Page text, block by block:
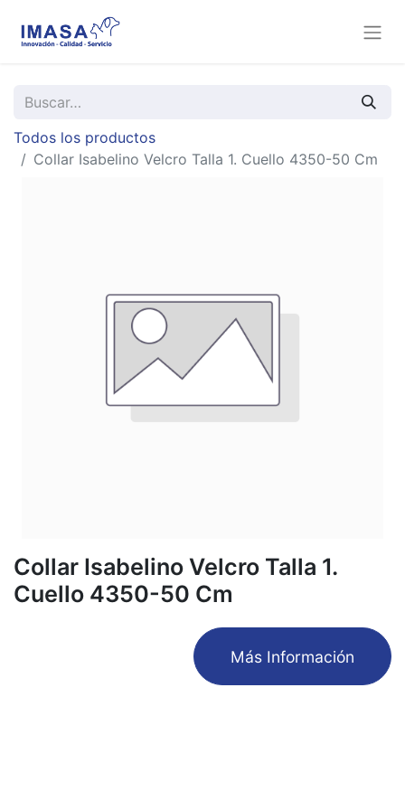
Todos los productos
Collar Isabelino Velcro Talla 1. Cuello 4350-50 Cm
Collar Isabelino Velcro Talla 1.
Cuello 4350-50 Cm
​Más Información